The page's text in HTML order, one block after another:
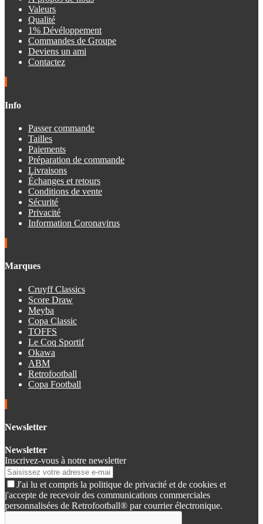
Valeurs
Qualité
1% Dévéloppement
Commandes de Groupe
Deviens un ami
Contactez
Info
Passer commande
Tailles
Paiements
Préparation de commande
Livraisons
Échanges et retours
Conditions de vente
Sécurité
Privacité
Information Coronavirus
Marques
Cruyff Classics
Score Draw
Meyba
Copa Classic
TOFFS
Le Coq Sportif
Okawa
ABM
Retrofootball
Copa Football
Newsletter
Newsletter
Inscrivez-vous à notre newsletter
J'ai lu et compris la politique de privacité et de cookies et
j'accepte de recevoir des communications commerciales
personnalisées de Retrofootball® par courrier électronique.